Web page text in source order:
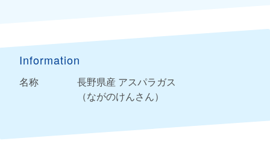
Information
名称
長野県産 アスパラガス
（ながのけんさん）